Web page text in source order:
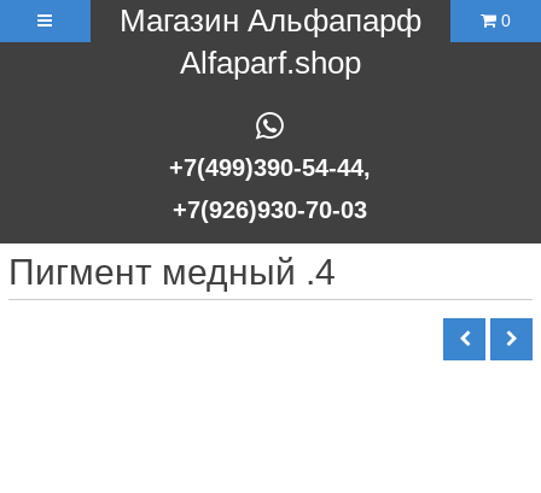
Магазин Альфапарф
Alfaparf.shop
+7(499)390-54-44,
+7(926)930-70-03
0
Пигмент медный .4